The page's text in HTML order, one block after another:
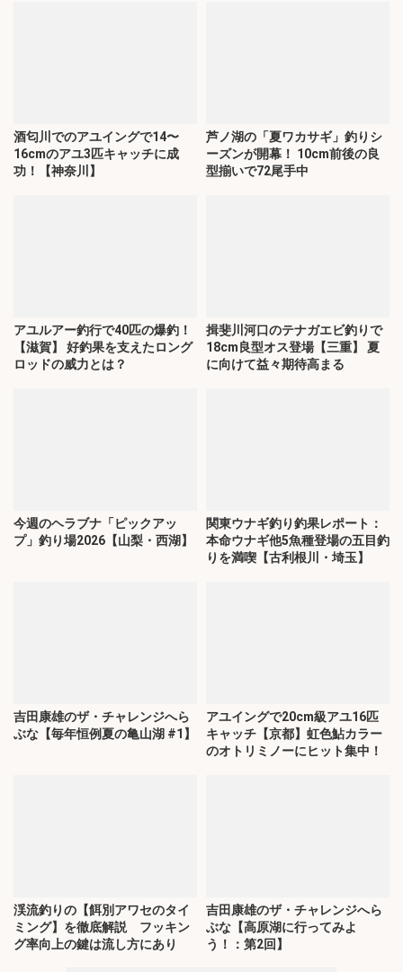
酒匂川でのアユイングで14〜
16cmのアユ3匹キャッチに成
功！【神奈川】
芦ノ湖の「夏ワカサギ」釣りシ
ーズンが開幕！ 10cm前後の良
型揃いで72尾手中
アユルアー釣行で40匹の爆釣！
【滋賀】 好釣果を支えたロング
ロッドの威力とは？
揖斐川河口のテナガエビ釣りで
18cm良型オス登場【三重】 夏
に向けて益々期待高まる
今週のヘラブナ「ピックアッ
プ」釣り場2026【山梨・西湖】
関東ウナギ釣り釣果レポート：
本命ウナギ他5魚種登場の五目釣
りを満喫【古利根川・埼玉】
吉田康雄のザ・チャレンジへら
ぶな【毎年恒例夏の亀山湖 #1】
アユイングで20cm級アユ16匹
キャッチ【京都】虹色鮎カラー
のオトリミノーにヒット集中！
渓流釣りの【餌別アワセのタイ
ミング】を徹底解説 フッキン
グ率向上の鍵は流し方にあり
吉田康雄のザ・チャレンジへら
ぶな【高原湖に行ってみよ
う！：第2回】